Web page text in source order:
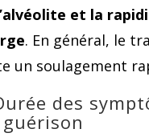
et la
. En général, le
un soulagement
des